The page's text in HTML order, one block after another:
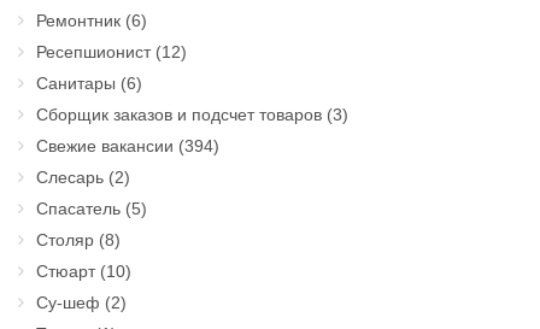
Ремонтник (6)
Ресепшионист(12)
Санитары (6)
Сборщик заказов и подсчет товаров (3)
Свежие вакансии (394)
Слесарь (2)
Спасатель (5)
Столяр (8)
Стюарт(10)
Су-шеф (2)